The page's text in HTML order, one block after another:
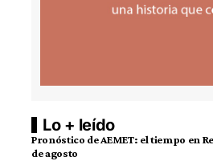
Lo + leído
Pronóstico de AEMET: el tiempo en
de agosto